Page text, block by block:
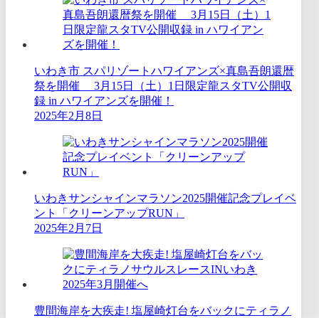
いわき市 スパリゾートハワイアンズ×真島吾朗還暦
祭を開催 3月15日（土）1日限定龍スタTV公開収
録 in ハワイアンズを開催！
2025年2月8日
いわきサンシャインマラソン2025開催記念プレイベ
ント「クリーンアップRUN」
2025年2月7日
豊間海岸を大疾走! ​塩屋崎灯台をバックにティラノ